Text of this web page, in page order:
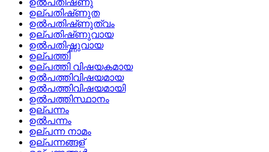
ഉല്‍പതിഷ്‌ണു
ഉല്‌പതിഷ്‌ണുത
ഉല്‍പതിഷ്‌ണുത്വം
ഉല്‌പതിഷ്‌ണുവായ
ഉല്‍പതിഷ്ണുവായ
ഉല്പത്തി
ഉല്‌പത്തി വിഷയകമായ
ഉല്‍പത്തിവിഷയമായ
ഉല്‍പത്തിവിഷയമായി
ഉല്‍പത്തിസ്ഥാനം
ഉല്‌പന്നം
ഉല്‍പന്നം
ഉല്പന്ന നാമം
ഉല്പന്നങ്ങള്